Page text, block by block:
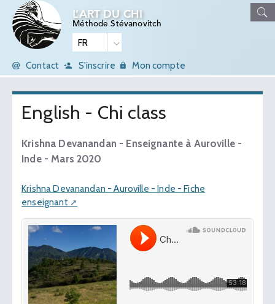
L’ART DU CHI
Méthode Stévanovitch
Contact S'inscrire Mon compte
English - Chi class
Krishna Devanandan - Enseignante à Auroville -
Inde - Mars 2020
Krishna Devanandan - Auroville - Inde - Fiche
enseignant